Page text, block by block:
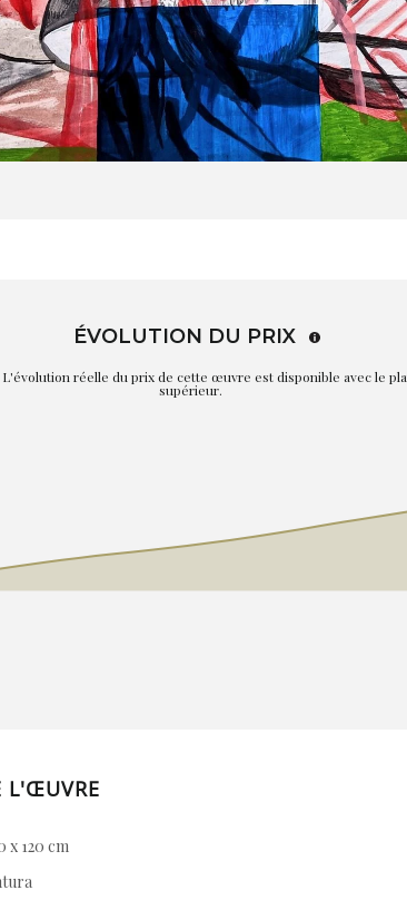
ÉVOLUTION DU PRIX
réelle du prix de cette œuvre est disponible avec le
supérieur.
L'ŒUVRE
x 120 cm